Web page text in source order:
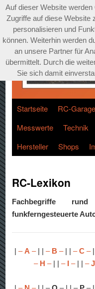
Startseite RC-Garage
Messwerte
Technik
Hersteller
Shops
RC-Lexikon
Fachbegriffe
funkferngesteuerte
| –A –| | – B–| | –C–|
– H –| | – I –| | –J
Auf dieser Website
Zugriffe auf diese Website
personalisieren und
können. Weiterhin werden
an unsere Partner für
übermittelt. Durch die
Sie sich damit